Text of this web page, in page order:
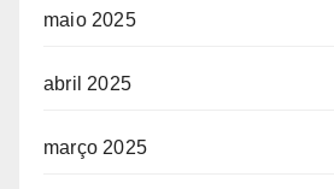
maio 2025
abril 2025
março 2025